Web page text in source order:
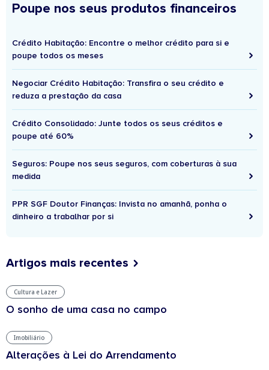
Poupe nos seus produtos financeiros
Crédito Habitação: Encontre o melhor crédito para si e
poupe todos os meses
Negociar Crédito Habitação: Transfira o seu crédito e
reduza a prestação da casa
Crédito Consolidado: Junte todos os seus créditos e
poupe até 60%
Seguros: Poupe nos seus seguros, com coberturas à sua
medida
PPR SGF Doutor Finanças: Invista no amanhã, ponha o
dinheiro a trabalhar por si
Artigos mais recentes
Cultura e Lazer
O sonho de uma casa no campo
Imobiliário
Alterações à Lei do Arrendamento